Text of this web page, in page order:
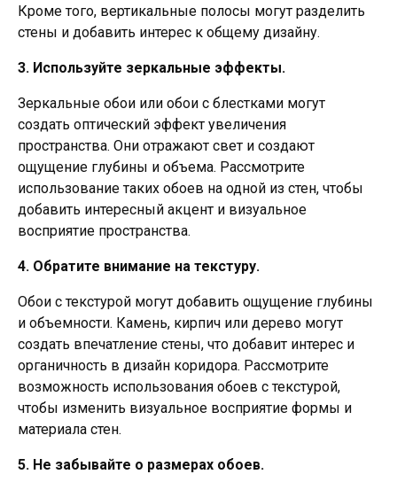
Кроме того, вертикальные полосы могут разделить
стены и добавить интерес к общему дизайну.
3. Используйте зеркальные эффекты.
Зеркальные обои или обои с блестками могут
создать оптический эффект увеличения
пространства. Они отражают свет и создают
ощущение глубины и объема. Рассмотрите
использование таких обоев на одной из стен, чтобы
добавить интересный акцент и визуальное
восприятие пространства.
4. Обратите внимание на текстуру.
Обои с текстурой могут добавить ощущение глубины
и объемности. Камень, кирпич или дерево могут
создать впечатление стены, что добавит интерес и
органичность в дизайн коридора. Рассмотрите
возможность использования обоев с текстурой,
чтобы изменить визуальное восприятие формы и
материала стен.
5. Не забывайте о размерах обоев.